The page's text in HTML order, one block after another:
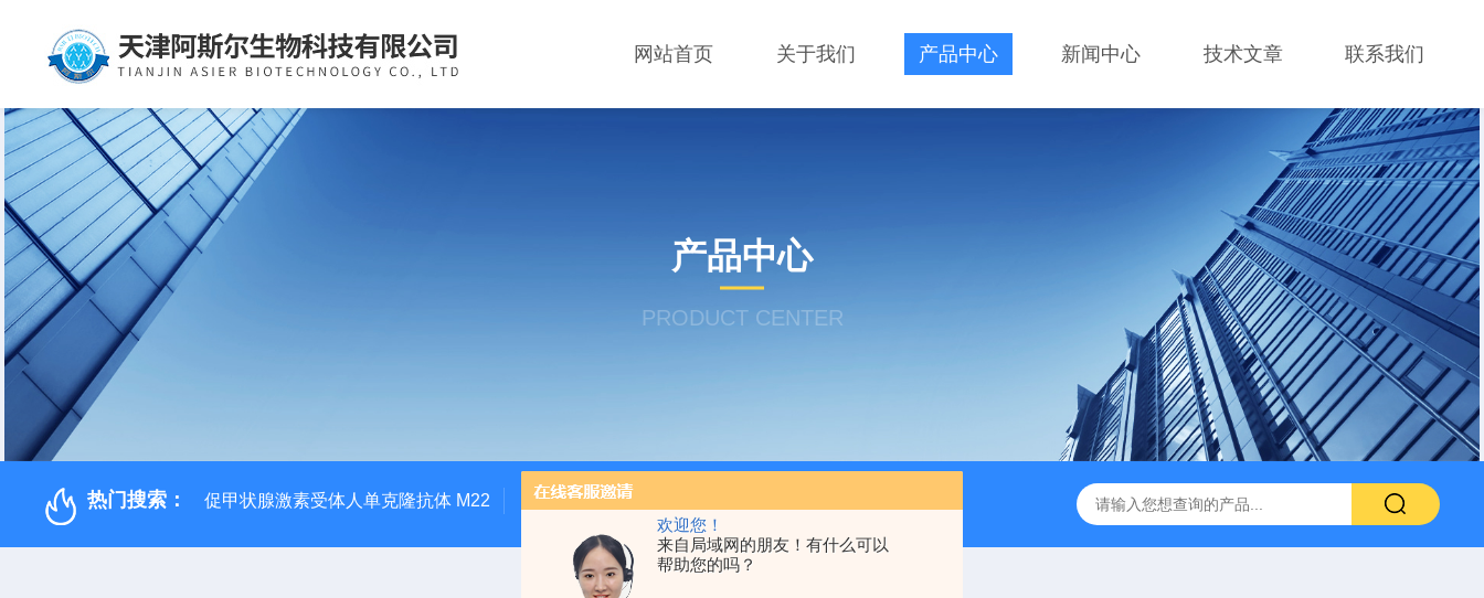
欢迎您！
来自局域网的朋友！有什么可以
帮助您的吗？
网站首页 关于我们 产品中心 新闻中心 技术文章 联系我们
产品中心
PRODUCT CENTER
热门搜索： 促甲状腺激素受体人单克隆抗体 M22 甲状腺自免-TRAb ELISA试剂盒 RSR 乙酰胆碱受体抗体ELISA试剂盒 神经免疫-RSR 水通道蛋白4抗体ELISA试剂盒